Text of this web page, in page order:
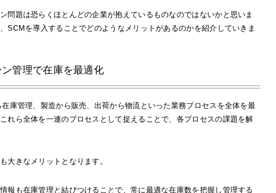
問題は恐らくほとんどの企業が抱えているものなのではないかと思いま
SCMを導入することでどのようなメリットがあるのかを紹介していきま
管理で在庫を最適化
庫管理、製造から販売、出荷から物流といった業務プロセスを全体を最
れら全体を一連のプロセスとして捉えることで、各プロセスの課題を解
大きなメリットとなります。
報も在庫管理と結びつけることで、常に最適な在庫数を把握し管理する